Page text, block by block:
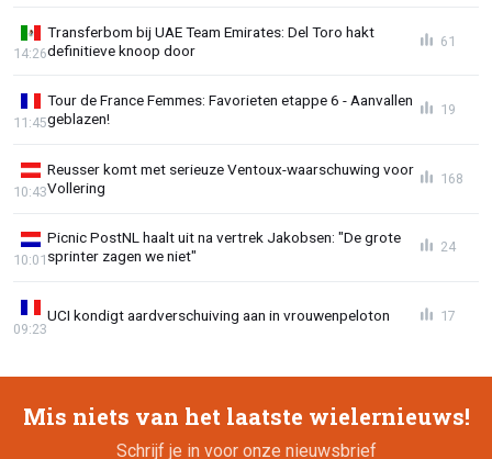
Transferbom bij UAE Team Emirates: Del Toro hakt
definitieve knoop door
14:26
61
Tour de France Femmes: Favorieten etappe 6 - Aanvallen
geblazen!
11:45
19
Reusser komt met serieuze Ventoux-waarschuwing voor
Vollering
10:43
168
Picnic PostNL haalt uit na vertrek Jakobsen: "De grote
sprinter zagen we niet"
10:01
24
UCI kondigt aardverschuiving aan in vrouwenpeloton
09:23
17
Mis niets van het laatste wielernieuws!
Schrijf je in voor onze nieuwsbrief